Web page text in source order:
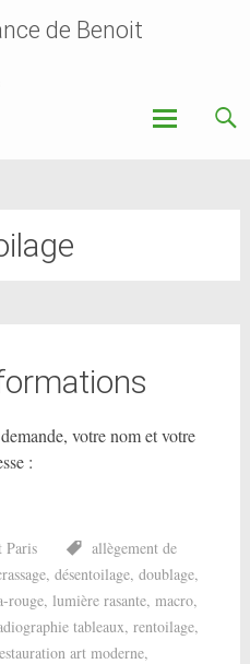
de Benoit
votre nom et votre
:
Paris
allègement de
, désentoilage, doublage,
rouge, lumière rasante, macro,
tableaux, rentoilage,
art moderne,